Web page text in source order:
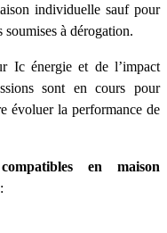
individuelle sauf pour
soumises à dérogation.
Ic énergie et de l’impact
sont en cours pour
évoluer la performance de
en maison